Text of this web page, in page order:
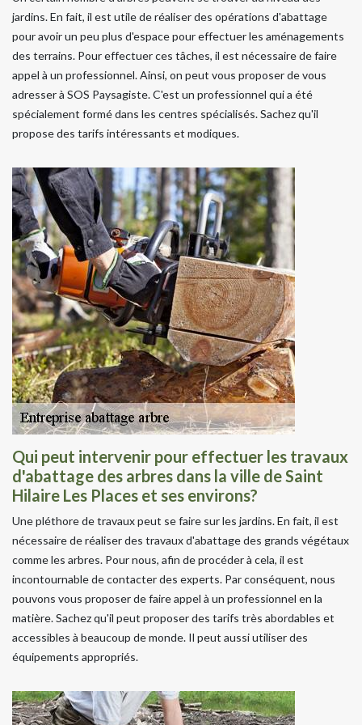
jardins. En fait, il est utile de réaliser des opérations d'abattage
pour avoir un peu plus d'espace pour effectuer les aménagements
des terrains. Pour effectuer ces tâches, il est nécessaire de faire
appel à un professionnel. Ainsi, on peut vous proposer de vous
adresser à SOS Paysagiste. C'est un professionnel qui a été
spécialement formé dans les centres spécialisés. Sachez qu'il
propose des tarifs intéressants et modiques.
Qui peut intervenir pour effectuer les travaux
d'abattage des arbres dans la ville de Saint
Hilaire Les Places et ses environs?
Une pléthore de travaux peut se faire sur les jardins. En fait, il est
nécessaire de réaliser des travaux d'abattage des grands végétaux
comme les arbres. Pour nous, afin de procéder à cela, il est
incontournable de contacter des experts. Par conséquent, nous
pouvons vous proposer de faire appel à un professionnel en la
matière. Sachez qu'il peut proposer des tarifs très abordables et
accessibles à beaucoup de monde. Il peut aussi utiliser des
équipements appropriés.